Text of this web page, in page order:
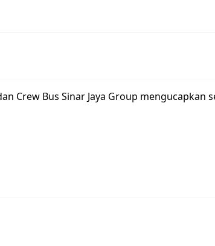
Crew Bus Sinar Jaya Group